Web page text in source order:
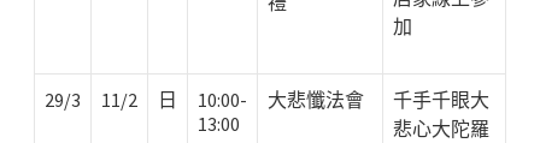
加
29/3 11/2 日 10:00-
13:00
大悲懺法會
千手千眼大
悲心大陀羅